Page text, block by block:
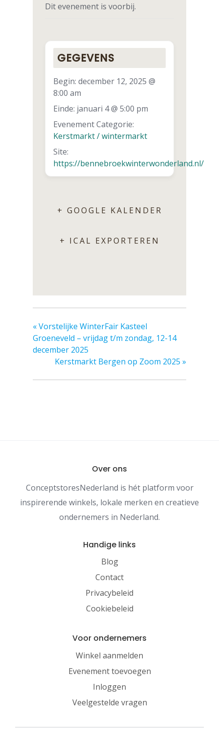
Dit evenement is voorbij.
GEGEVENS
Begin: december 12, 2025 @
8:00 am
Einde: januari 4 @ 5:00 pm
Evenement Categorie:
Kerstmarkt / wintermarkt
Site:
https://bennebroekwinterwonderland.nl/
+ GOOGLE KALENDER
+ ICAL EXPORTEREN
«Vorstelijke WinterFair Kasteel
Groeneveld – vrijdag t/m zondag, 12-14
december 2025
Kerstmarkt Bergen op Zoom 2025 »
Over ons
ConceptstoresNederland is hét platform voor
inspirerende winkels, lokale merken en creatieve
ondernemers in Nederland.
Handige links
Blog
Contact
Privacybeleid
Cookiebeleid
Voor ondernemers
Winkel aanmelden
Evenement toevoegen
Inloggen
Veelgestelde vragen